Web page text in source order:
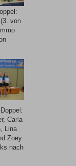
von
Carla
Lina
Zoey
nach